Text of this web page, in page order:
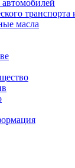
транспорта
масла